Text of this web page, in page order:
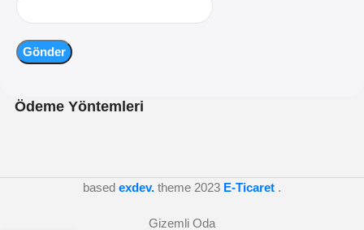
Ödeme Yöntemleri
based exdev. theme 2023 E-Ticaret .
Gizemli Oda